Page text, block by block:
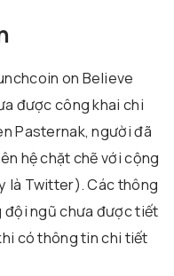
on Believe
được công khai chi
Pasternak, người đã
hệ chặt chẽ với cộng
là Twitter). Các thông
đội ngũ chưa được tiết
có thông tin chi tiết